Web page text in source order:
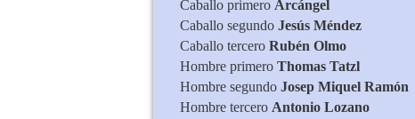
Caballo primero Arcángel
Caballo segundo Jesús Méndez
Caballo tercero Rubén Olmo
Hombre primero Thomas Tatzl
Hombre segundo Josep Miquel Ramón
Hombre tercero Antonio Lozano